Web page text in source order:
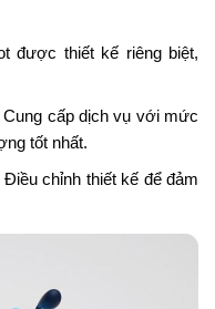
được thiết kế riêng biệt,
Cung cấp dịch vụ với mức
tốt nhất.
Điều chỉnh thiết kế để đảm